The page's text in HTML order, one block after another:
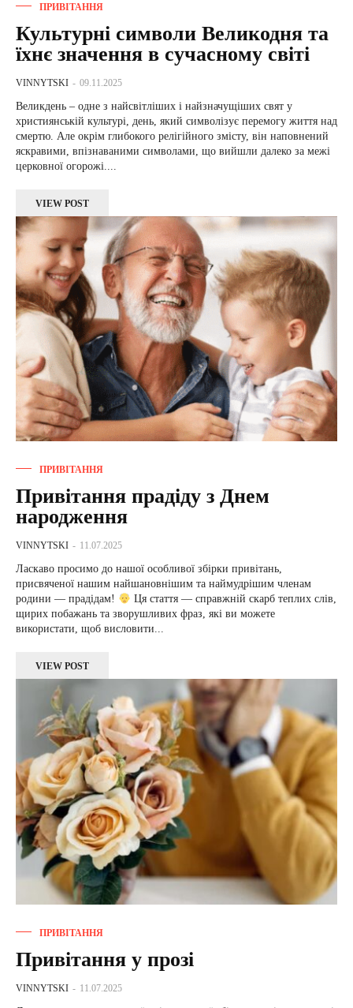
ПРИВІТАННЯ
Культурні символи Великодня та
їхнє значення в сучасному світі
VINNYTSKI - 09.11.2025
Великдень – одне з найсвітліших і найзначущіших свят у
християнській культурі, день, який символізує перемогу життя над
смертю. Але окрім глибокого релігійного змісту, він наповнений
яскравими, впізнаваними символами, що вийшли далеко за межі
церковної огорожі....
VIEW POST
ПРИВІТАННЯ
Привітання прадіду з Днем
народження
VINNYTSKI - 11.07.2025
Ласкаво просимо до нашої особливої збірки привітань,
присвяченої нашим найшановнішим та наймудрішим членам
родини — прадідам!
Ця стаття — справжній скарб теплих слів,
щирих побажань та зворушливих фраз, які ви можете
використати, щоб висловити...
VIEW POST
ПРИВІТАННЯ
Привітання у прозі
VINNYTSKI - 11.07.2025